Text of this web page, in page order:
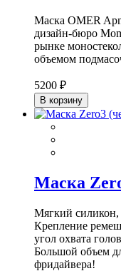
Маска OMER
дизайн-бюро
рынке
объемом
5200 ₽
В корзину
Маска
Мягкий силикон,
Крепление
угол охвата
Большой объем
фридайвера!